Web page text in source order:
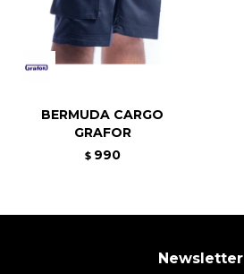
BERMUDA CARGO
GRAFOR
$ 990
Newsletter